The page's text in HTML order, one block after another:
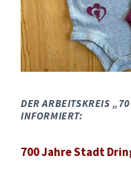
DER ARBEITSKREIS
INFORMIERT:
700 Jahre Stadt